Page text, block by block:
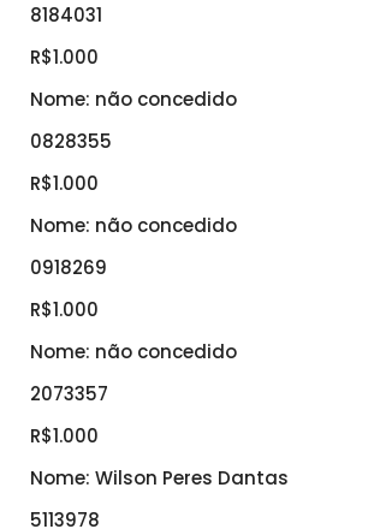
8184031
R$1.000
Nome: não concedido
0828355
R$1.000
Nome: não concedido
0918269
R$1.000
Nome: não concedido
2073357
R$1.000
Nome: Wilson Peres Dantas
5113978